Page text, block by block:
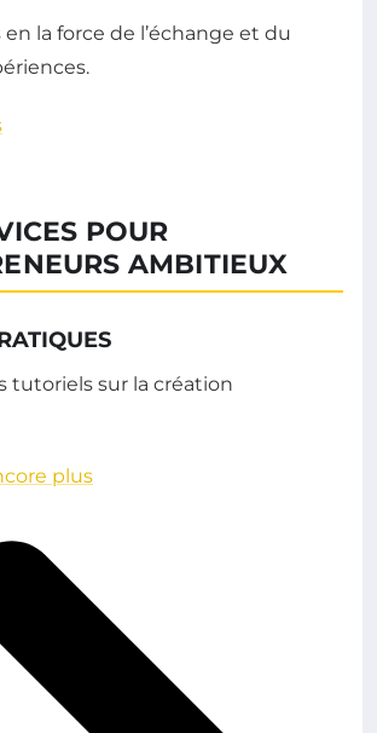
la force de l’échange et du
POUR
AMBITIEUX
tutoriels sur la création
plus